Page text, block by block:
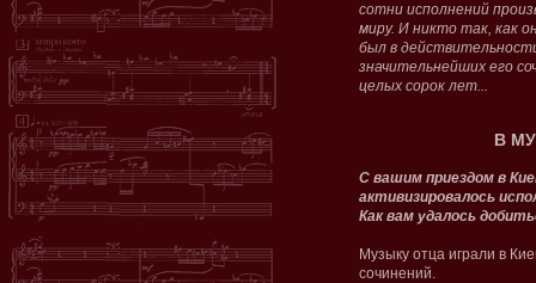
сотни исполнений
миру. И никто так, как
был в
значительнейших его
целых сорок лет...
В
С вашим приездом в
активизировалось
Как вам удалось
Музыку отца играли в
сочинений.